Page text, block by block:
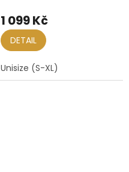
1 099 Kč
DETAIL
Unisize (S-XL)